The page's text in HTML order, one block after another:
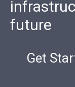
future
Get